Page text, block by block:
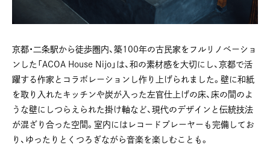
京都・二条駅から徒歩圏内、築100年の古民家をフルリノベーショ
ンした「ACOA House Nijo」は、和の素材感を大切にし、京都で活
躍する作家とコラボレーションし作り上げられました。壁に和紙
を取り入れたキッチンや炭が入った左官仕上げの床、床の間のよ
うな壁にしつらえられた掛け軸など、現代のデザインと伝統技法
が混ざり合った空間。室内にはレコードプレーヤーも完備してお
り、ゆったりとくつろぎながら音楽を楽しむことも。